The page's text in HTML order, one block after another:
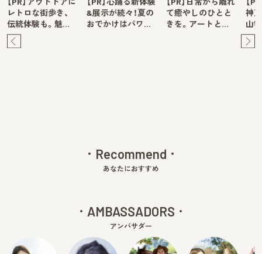
レトロな街歩き、
伝統体験も。魅…
&展示が続々！夏の
おでかけはパワ…
て癒やしのひとと
きを。アートと…
神
山
Recommend
あなたにおすすめ
AMBASSADORS
アンバサダー